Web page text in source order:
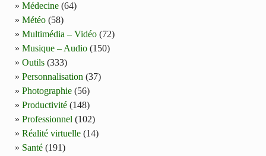
Médecine (64)
Météo (58)
Multimédia – Vidéo (72)
Musique – Audio (150)
Outils (333)
Personnalisation (37)
Photographie (56)
Productivité (148)
Professionnel (102)
Réalité virtuelle (14)
Santé (191)